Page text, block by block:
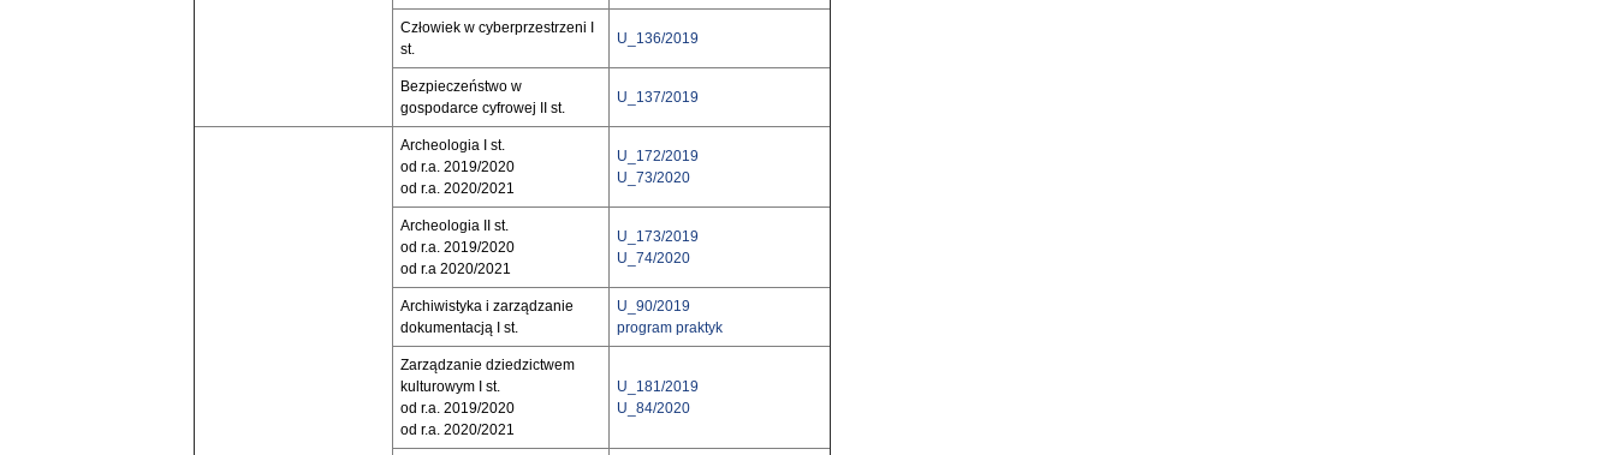
Człowiek w cyberprzestrzeni I
st.
U_136/2019
Bezpieczeństwo w
gospodarce cyfrowej II st.
U_137/2019
Archeologia I st.
od r.a. 2019/2020
od r.a. 2020/2021
U_172/2019
U_73/2020
Archeologia II st.
od r.a. 2019/2020
od r.a 2020/2021
U_173/2019
U_74/2020
Archiwistyka i zarządzanie
dokumentacją I st.
U_90/2019
program praktyk
Zarządzanie dziedzictwem
kulturowym I st.
od r.a. 2019/2020
od r.a. 2020/2021
U_181/2019
U_84/2020